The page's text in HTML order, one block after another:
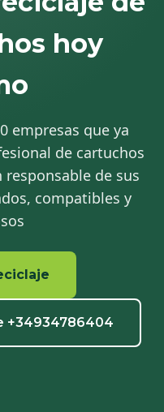
hoy
empresas que ya
de cartuchos
de sus
compatibles y
+34934786404